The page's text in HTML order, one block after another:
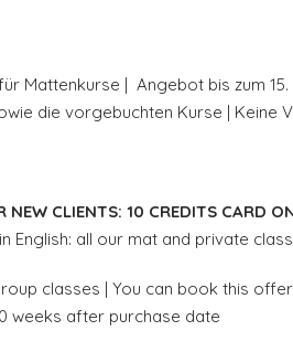
Mattenkurse | Angebot bis zum
die vorgebuchten Kurse | Keine
NEW CLIENTS: 10 CREDITS CARD
English: all our mat and private
classes | You can book this
weeks after purchase date